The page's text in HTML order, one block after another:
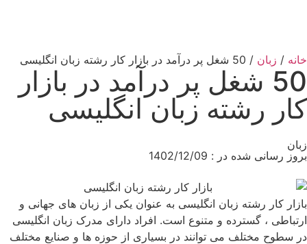
خانه / زبان / 50 شغل پر درآمد در بازار کار رشته زبان انگلیسی
50 شغل پر درآمد در بازار
کار رشته زبان انگلیسی
زبان
بروز رسانی شده در : 1402/12/09
بازار کار رشته زبان انگلیسی به عنوان یکی از زبان‌ های جهانی و
ارتباطی ، گسترده و متنوع است. افراد دارای مدرک زبان انگلیسی
در سطوح مختلف می ‌توانند در بسیاری از حوزه‌ ها و صنایع مختلف